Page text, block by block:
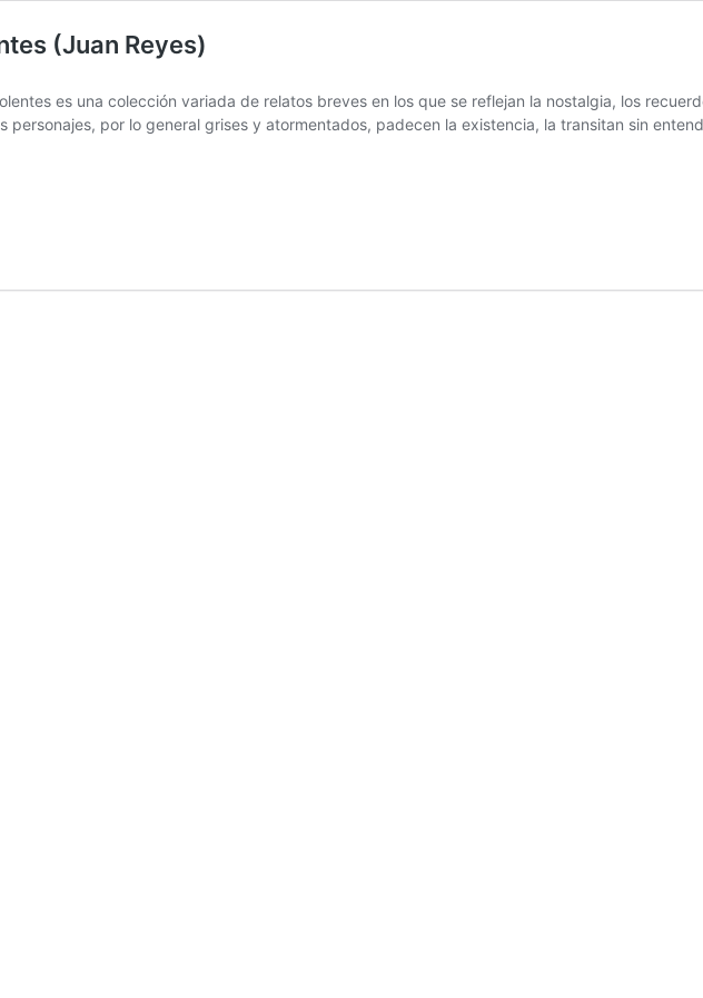
(Juan Reyes)
es una colección variada de relatos breves en los que se reflejan la nostalgia, los
personajes, por lo general grises y atormentados, padecen la existencia, la transitan sin